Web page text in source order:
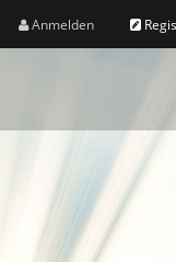
Anmelden